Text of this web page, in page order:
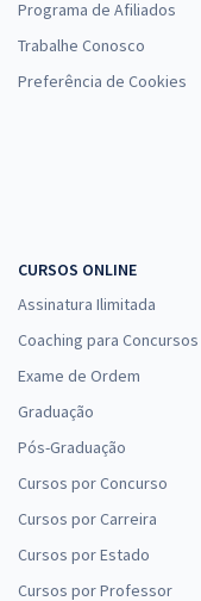
Programa de Afiliados
Trabalhe Conosco
Preferência de Cookies
CURSOS ONLINE
Assinatura Ilimitada
Coaching para Concursos
Exame de Ordem
Graduação
Pós-Graduação
Cursos por Concurso
Cursos por Carreira
Cursos por Estado
Cursos por Professor